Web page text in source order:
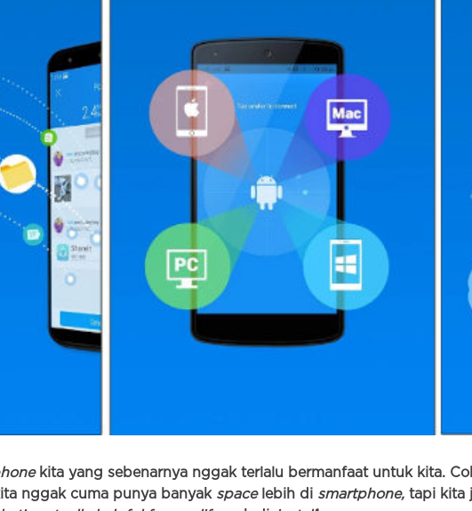
kita yang sebenarnya nggak terlalu bermanfaat untuk kita.
nggak cuma punya banyak spacelebih di smartphone, tapi kita